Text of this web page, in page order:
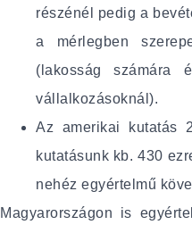
részénél pedig a
a mérlegben
(lakosság számára
vállalkozásoknál).
Az amerikai kutatás
kutatásunk kb. 430
nehéz egyértelmű
Magyarországon is